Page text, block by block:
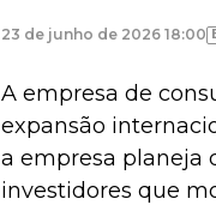
23 de junho de 2026 18:00
A empresa de
expansão
a empresa planeja
investidores que